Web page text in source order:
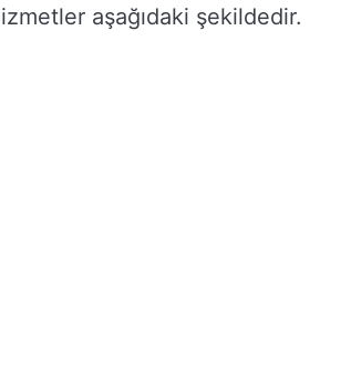
aşağıdaki şekildedir.